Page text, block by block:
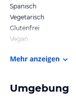
Spanisch
Vegetarisch
Glutenfrei
Vegan
Mehr anzeigen
Umgebung